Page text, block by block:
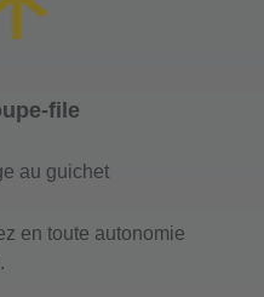
file
au guichet
en toute autonomie